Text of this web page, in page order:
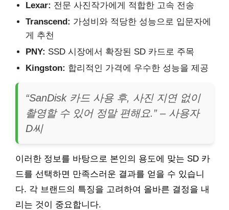
Lexar: 전문 사진작가에게 적합한 고속 전송
Transcend: 가성비와 적당한 성능으로 입문자에
게 추천
PNY: SSD 시장에서 확장된 SD 카드로 주목
Kingston: 합리적인 가격에 우수한 성능을 제공
“SanDisk 카드 사용 후, 사진 지연 없이
촬영할 수 있어 정말 편해요.” – 사용자
D씨
이러한 정보를 바탕으로 본인의 용도에 맞는 SD 카
드를 선택하면 만족스러운 결과를 얻을 수 있습니
다. 각 브랜드의 특징을 고려하여 올바른 결정을 내
리는 것이 중요합니다.